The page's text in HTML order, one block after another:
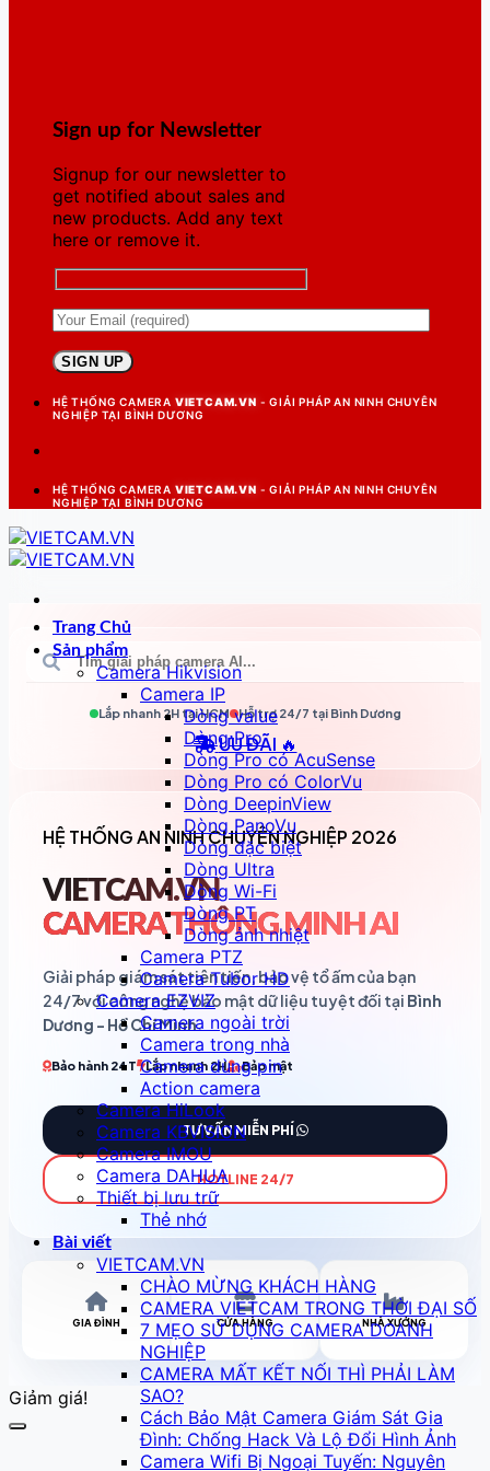
Sign up for Newsletter
Signup for our newsletter to
get notified about sales and
new products. Add any text
here or remove it.
HỆ THỐNG CAMERA VIETCAM.VN - GIẢI PHÁP AN NINH CHUYÊN
NGHIỆP TẠI BÌNH DƯƠNG
HỆ THỐNG CAMERA VIETCAM.VN - GIẢI PHÁP AN NINH CHUYÊN
NGHIỆP TẠI BÌNH DƯƠNG
Trang Chủ
Sản phẩm
Camera Hikvision
Camera IP
Dòng value
Dòng Pro
Dòng Pro có AcuSense
Dòng Pro có ColorVu
Dòng DeepinView
Dòng PanoVu
Dòng đặc biệt
Dòng Ultra
Dòng Wi-Fi
Dòng PT
Dòng ảnh nhiệt
Camera PTZ
Camera Tubor HD
Camera EZVIZ
Camera ngoài trời
Camera trong nhà
Camera dùng pin
Action camera
Camera HiLook
Camera KBVISION
Camera IMOU
Camera DAHUA
Thiết bị lưu trữ
Thẻ nhớ
Bài viết
VIETCAM.VN
CHÀO MỪNG KHÁCH HÀNG
CAMERA VIETCAM TRONG THỜI ĐẠI SỐ
7 MẸO SỬ DỤNG CAMERA DOANH
NGHIỆP
CAMERA MẤT KẾT NỐI THÌ PHẢI LÀM
SAO?
Cách Bảo Mật Camera Giám Sát Gia
Đình: Chống Hack Và Lộ Đổi Hình Ảnh
Camera Wifi Bị Ngoại Tuyến: Nguyên
Lắp nhanh 2H tạiHCM Hỗ trợ 24/7 tại Bình Dương
ƯU ĐÃI 🔥
HỆ THỐNG AN NINH CHUYÊN NGHIỆP 2026
VIETCAM.VN
CAMERA THÔNG MINH AI
Giải pháp giám sát tiên tiến, bảo vệ tổ ấm của bạn
24/7 với công nghệ bảo mật dữ liệu tuyệt đối tại Bình
Dương - Hồ Chí Minh.
Bảo hành 24T Lắp nhanh 2H Bảo mật
TƯ VẤN MIỄN PHÍ
HOTLINE 24/7
GIA ĐÌNH CỬA HÀNG NHÀ XƯỞNG
Giảm giá!